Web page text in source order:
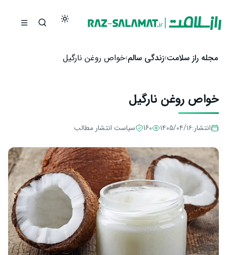
مجله راز سلامت زندگی سالم خواص روغن نارگیل
خواص روغن نارگیل
انتشار:۱۴۰۵/۰۴/۱۶ 160 سیاست انتشار مطالب